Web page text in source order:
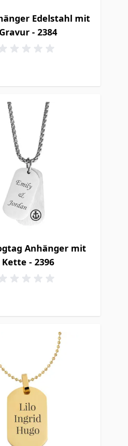
Edelstahl mit
Gravur - 2384
Anhänger mit
Kette - 2396